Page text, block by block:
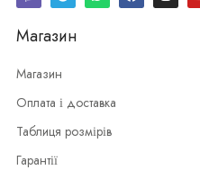
Магазин
Магазин
Оплата і доставка
Таблиця розмірів
Гарантії